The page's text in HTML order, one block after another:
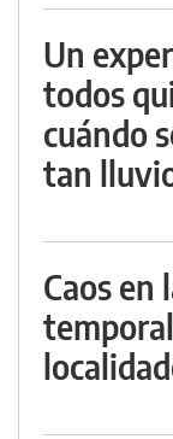
Un
todos
cuándo
tan
Caos en